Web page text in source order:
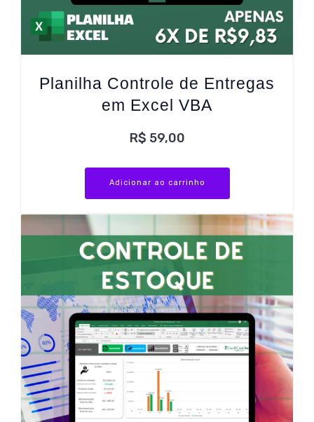
Planilha Controle de Entregas
em Excel VBA
R$ 59,00
Adicionar ao carrinho